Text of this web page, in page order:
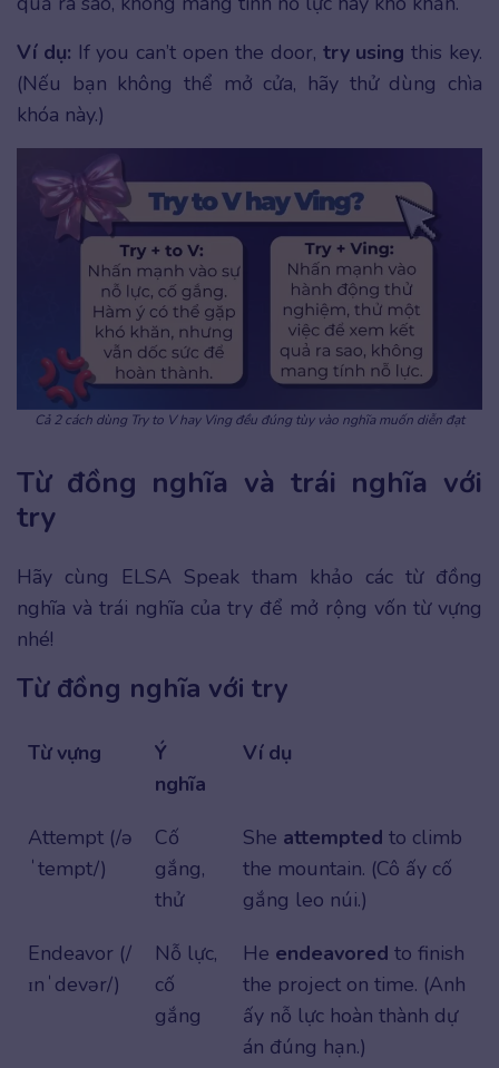
Ví dụ: If you can’t open the door, try using this key.
(Nếu bạn không thể mở cửa, hãy thử dùng chìa
khóa này.)
Cả 2 cách dùng Try to V hay Ving đều đúng tùy vào nghĩa muốn diễn đạt
Từ đồng nghĩa và trái nghĩa với
try
Hãy cùng ELSA Speak tham khảo các từ đồng
nghĩa và trái nghĩa của try để mở rộng vốn từ vựng
nhé!
Từ đồng nghĩa với try
Từ vựng
Ý
nghĩa
Ví dụ
Attempt (/ə
ˈtempt/)
Cố
gắng,
thử
She attempted to climb
the mountain. (Cô ấy cố
gắng leo núi.)
Endeavor (/
ɪnˈdevər/)
Nỗ lực,
cố
gắng
He endeavored to finish
the project on time. (Anh
ấy nỗ lực hoàn thành dự
án đúng hạn.)